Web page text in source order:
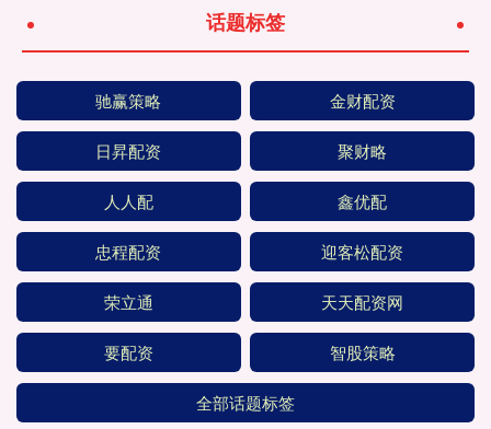
话题标签
驰赢策略 金财配资
日昇配资 聚财略
人人配 鑫优配
忠程配资 迎客松配资
荣立通 天天配资网
要配资 智股策略
全部话题标签